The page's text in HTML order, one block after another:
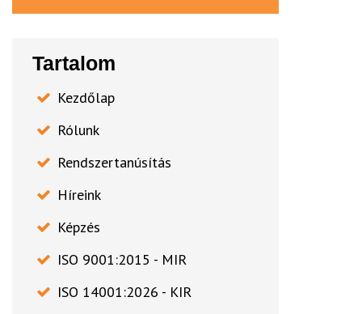
Tartalom
Kezdőlap
Rólunk
Rendszertanúsítás
Híreink
Képzés
ISO 9001:2015 - MIR
ISO 14001:2026 - KIR